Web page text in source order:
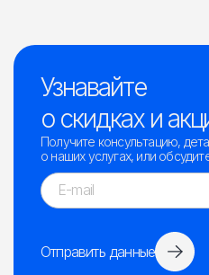
Узнавайте
о скидках и
Получите консультацию,
о наших услугах, или
Отправить данные